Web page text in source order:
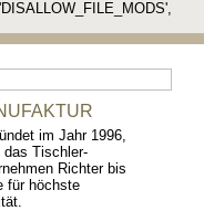
im Jahr 1996,
das Tischler-
Richter bis
für höchste